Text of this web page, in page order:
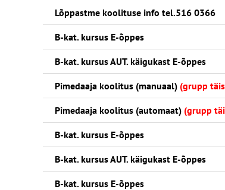
Lõppastme koolituse info tel.516 0366
B-kat. kursus E-õppes
B-kat. kursus AUT. käigukast E-õppes
Pimedaaja koolitus (manuaal) (grupp
Pimedaaja koolitus (automaat) (grupp
B-kat. kursus E-õppes
B-kat. kursus AUT. käigukast E-õppes
B-kat. kursus E-õppes